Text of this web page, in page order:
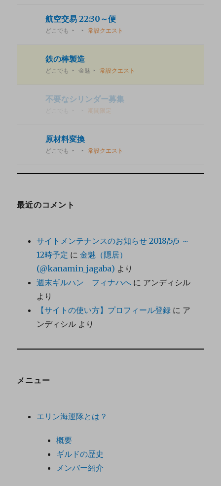
航空交易 22:30～便
どこでも 常設クエスト
鉄の棒製造
どこでも 金魅 常設クエスト
不要なシリンダー募集
期間限定
原材料変換
どこでも 常設クエスト
最近のコメント
サイトメンテナンスのお知らせ 2018/5/5 ～
12時予定 に金魅（隠居）
(@kanamin_jagaba) より
週末ギルハン フィナハへ に アンディシル
より
【サイトの使い方】プロフィール登録 に ア
ンディシル より
メニュー
エリン海運隊とは？
概要
ギルドの歴史
メンバー紹介